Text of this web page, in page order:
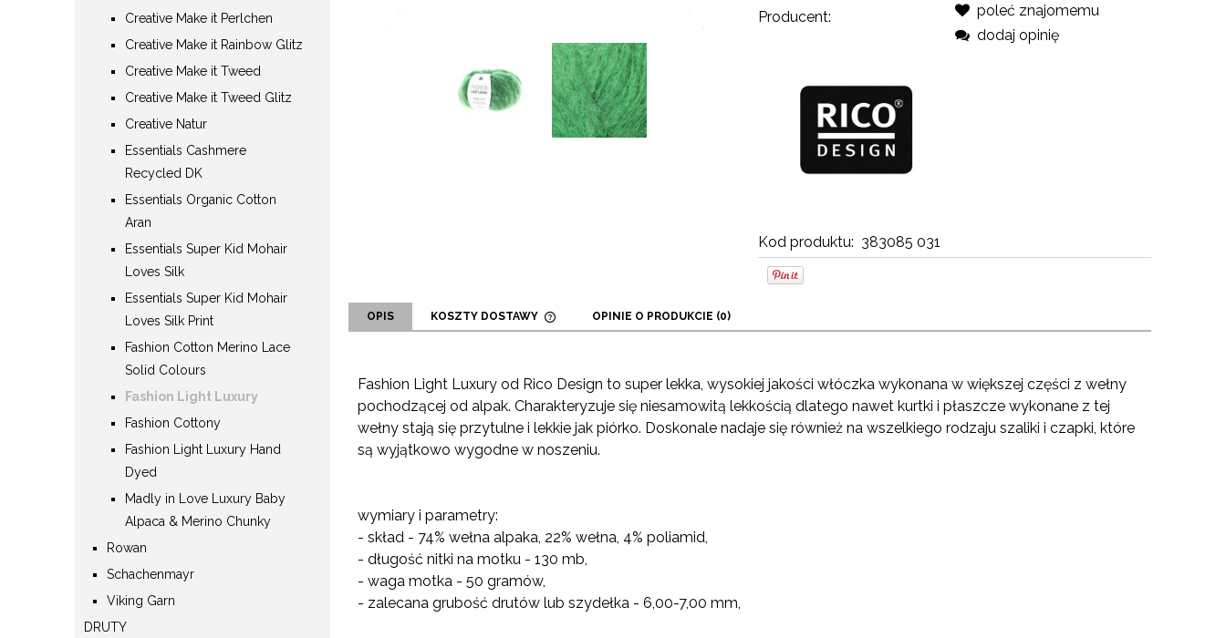
Creative Make it Perlchen
Creative Make it Rainbow Glitz
Creative Make it Tweed
Creative Make it Tweed Glitz
Creative Natur
Essentials Cashmere
Recycled DK
Essentials Organic Cotton
Aran
Essentials Super Kid Mohair
Loves Silk
Essentials Super Kid Mohair
Loves Silk Print
Fashion Cotton Merino Lace
Solid Colours
Fashion Light Luxury
Fashion Cottony
Fashion Light Luxury Hand
Dyed
Madly in Love Luxury Baby
Alpaca & Merino Chunky
Rowan
Schachenmayr
Viking Garn
DRUTY
Producent:
Kod produktu: 383085 031
poleć znajomemu
dodaj opinię
OPIS KOSZTY DOSTAWY OPINIE O PRODUKCIE (0)
Fashion Light Luxury od Rico Design to super lekka, wysokiej jakości włóczka wykonana w większej części z wełny
pochodzącej od alpak. Charakteryzuje się niesamowitą lekkością dlatego nawet kurtki i płaszcze wykonane z tej
wełny stają się przytulne i lekkie jak piórko. Doskonale nadaje się również na wszelkiego rodzaju szaliki i czapki, które
są wyjątkowo wygodne w noszeniu.
wymiary i parametry:
- skład - 74% wełna alpaka, 22% wełna, 4% poliamid,
- długość nitki na motku - 130 mb,
- waga motka - 50 gramów,
- zalecana grubość drutów lub szydełka - 6,00-7,00 mm,